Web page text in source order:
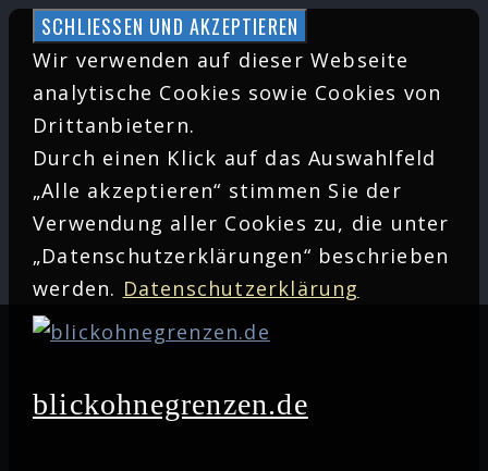
Zum
Inhalt
springen
Wir verwenden auf dieser Webseite
analytische Cookies sowie Cookies von
Drittanbietern.
Durch einen Klick auf das Auswahlfeld
„Alle akzeptieren“ stimmen Sie der
Verwendung aller Cookies zu, die unter
„Datenschutzerklärungen“ beschrieben
werden. Datenschutzerklärung
blickohnegrenzen.de